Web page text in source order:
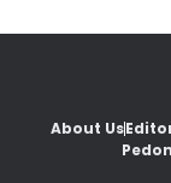
About Us